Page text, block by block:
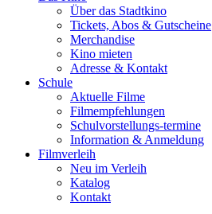
Über das Stadtkino
Tickets, Abos & Gutscheine
Merchandise
Kino mieten
Adresse & Kontakt
Schule
Aktuelle Filme
Filmempfehlungen
Schulvorstellungs-termine
Information & Anmeldung
Filmverleih
Neu im Verleih
Katalog
Kontakt